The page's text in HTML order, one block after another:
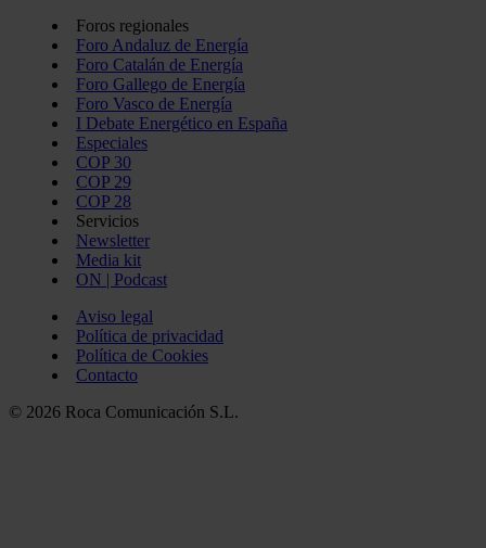
Foros regionales
Foro Andaluz de Energía
Foro Catalán de Energía
Foro Gallego de Energía
Foro Vasco de Energía
I Debate Energético en España
Especiales
COP 30
COP 29
COP 28
Servicios
Newsletter
Media kit
ON | Podcast
Aviso legal
Política de privacidad
Política de Cookies
Contacto
© 2026 Roca Comunicación S.L.